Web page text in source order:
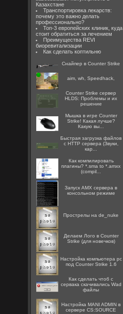
Казахстане
Транспортировка лекарств:
почему это важно делать
профессионально?
Топ-3 европейских клиник, куда
стоит обратиться за лечением
Преимущества REVI
биоревитализации
Как сделать коптильню
Снайпер в Counter Strike
aim, wh, Speedhack,
Counter Strike сервер
HLDS: Проблемы и их
решение
Мышка в игре Counter
Strike! Какая лучше?
Какую вы...
Быстрая загрузка файлов
с HTTP сервера (Звуки,
кар...
Как компилировать
плагины? *.sma to *.amxx
(compil...
Запуск AMX сервера в
консольном режиме
Прострелы на de_nuke
Делаем Лого в Counter
Strike (для новечков)
Настройка компьютера pc
под Counter Strike 1.6
Как сделать чтоб с
сервака скачивались Wad
файлы
Настройка MANI ADMIN в
сервере CS:SOURCE